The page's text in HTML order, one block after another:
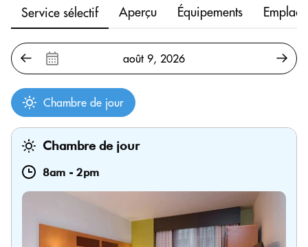
Service sélectif Aperçu Équipements
Chambre de jour
Chambre de jour
8am - 2pm